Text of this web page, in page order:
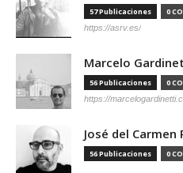
57 Publicaciones 0
https://asrv.es/
Marcelo
56 Publicaciones 0
https://
José del
56 Publicaciones 0